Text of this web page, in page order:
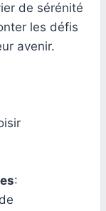
de sérénité
les défis
avenir.
: